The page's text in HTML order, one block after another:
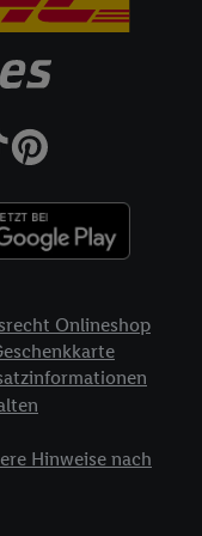
Plus Nutzer bei
befindlichen Artikel
der
geltende
einer Teilretoure
Aktivierung
Lidl Plus Konto im
nicht für Lidl Fotos,
Nicht auf
Für bereits
gültig. Angebote auf
mit
kommt mit
Onlineshop
Hinweise nach